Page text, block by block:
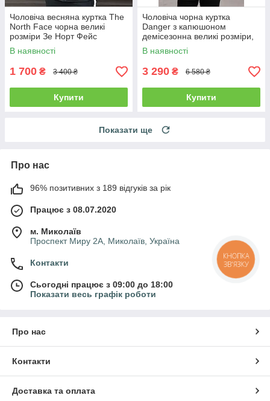
Чоловіча весняна куртка The
North Face чорна великі
розміри Зе Норт Фейс
вітровка з капюшоном батал
В наявності
1 700 ₴ 3 400 ₴
Купити
Чоловіча чорна куртка
Danger з капюшоном
демісезонна великі розміри,
легка стьобана куртка
єврозиму батал
В наявності
3 290 ₴ 6 580 ₴
Купити
Показати ще
Про нас
96% позитивних з 189 відгуків за рік
Працює з 08.07.2020
м. Миколаїв
Проспект Миру 2А, Миколаїв, Україна
Контакти
Сьогодні працює з 09:00 до 18:00
Показати весь графік роботи
Про нас
Контакти
Доставка та оплата
КНОПКА
ЗВ'ЯЗКУ